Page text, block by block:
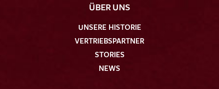
ÜBER UNS
UNSERE HISTORIE
VERTRIEBSPARTNER
STORIES
NEWS